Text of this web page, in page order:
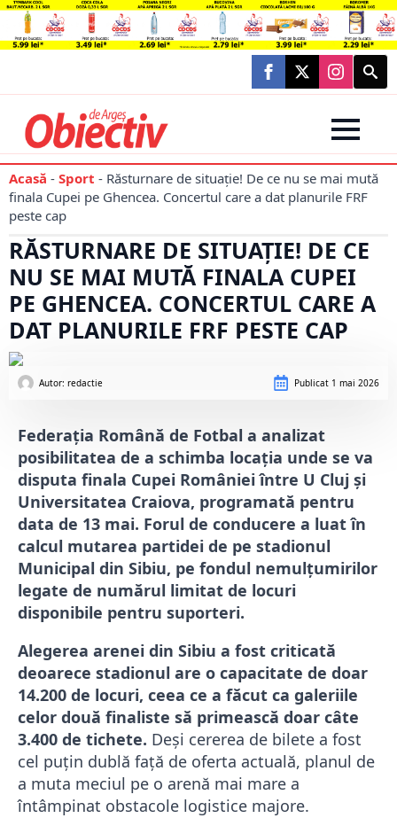
Search
for:
Acasă - Sport - Răsturnare de situație! De ce nu se mai mută
finala Cupei pe Ghencea. Concertul care a dat planurile FRF
peste cap
RĂSTURNARE DE SITUAȚIE! DE CE
NU SE MAI MUTĂ FINALA CUPEI
PE GHENCEA. CONCERTUL CARE A
DAT PLANURILE FRF PESTE CAP
Autor: redactie Publicat 1 mai 2026
Federația Română de Fotbal a analizat
posibilitatea de a schimba locația unde se va
disputa finala Cupei României între U Cluj și
Universitatea Craiova, programată pentru
data de 13 mai. Forul de conducere a luat în
calcul mutarea partidei de pe stadionul
Municipal din Sibiu, pe fondul nemulțumirilor
legate de numărul limitat de locuri
disponibile pentru suporteri.
Alegerea arenei din Sibiu a fost criticată
deoarece stadionul are o capacitate de doar
14.200 de locuri, ceea ce a făcut ca galeriile
celor două finaliste să primească doar câte
3.400 de tichete. Deși cererea de bilete a fost
cel puțin dublă față de oferta actuală, planul de
a muta meciul pe o arenă mai mare a
întâmpinat obstacole logistice majore.